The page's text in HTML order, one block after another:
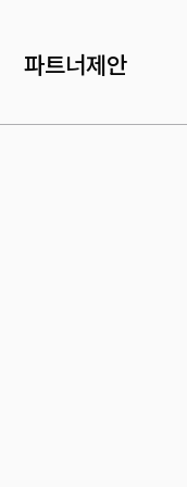
파트너제안